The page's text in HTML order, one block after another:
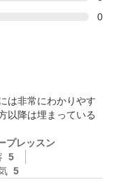
0
は非常にわかりやす
以降は埋まっている
プレッスン
5
5